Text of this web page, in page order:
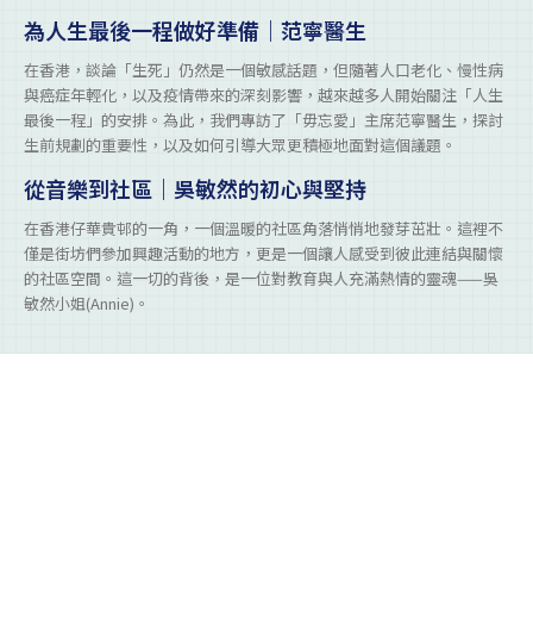
為人生最後一程做好準備｜范寧醫生
在香港，談論「生死」仍然是一個敏感話題，但隨著人口老化、慢性病
與癌症年輕化，以及疫情帶來的深刻影響，越來越多人開始關注「人生
最後一程」的安排。為此，我們專訪了「毋忘愛」主席范寧醫生，探討
生前規劃的重要性，以及如何引導大眾更積極地面對這個議題。
從音樂到社區｜吳敏然的初心與堅持
在香港仔華貴邨的一角，一個溫暖的社區角落悄悄地發芽茁壯。這裡不
僅是街坊們參加興趣活動的地方，更是一個讓人感受到彼此連結與關懷
的社區空間。這一切的背後，是一位對教育與人充滿熱情的靈魂——吳
敏然小姐(Annie)。